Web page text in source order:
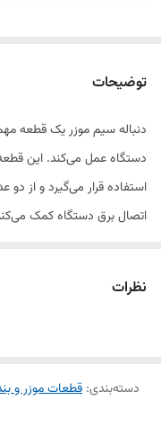
توضیحات
دنباله سیم موزر یک قطعه
دستگاه عمل می‌کند. این
استفاده قرار می‌گیرد و از
اتصال برق دستگاه کمک
بروز مشکلاتی مانند قطع
نظرات
دسته‌بندی: قطعات موزر و